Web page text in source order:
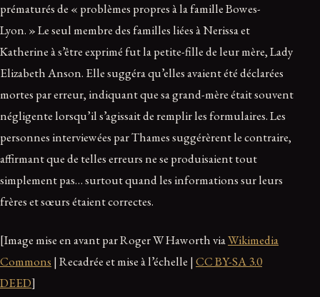
prématurés de « problèmes propres à la famille Bowes-
Lyon. » Le seul membre des familles liées à Nerissa et
Katherine à s’être exprimé fut la petite-fille de leur mère, Lady
Elizabeth Anson. Elle suggéra qu’elles avaient été déclarées
mortes par erreur, indiquant que sa grand-mère était souvent
négligente lorsqu’il s’agissait de remplir les formulaires. Les
personnes interviewées par Thames suggérèrent le contraire,
affirmant que de telles erreurs ne se produisaient tout
simplement pas… surtout quand les informations sur leurs
frères et sœurs étaient correctes.
[Image mise en avant par Roger W Haworth viaWikimedia
Commons | Recadrée et mise à l’échelle | CC BY-SA 3.0
DEED]